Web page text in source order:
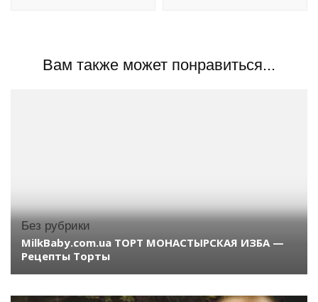
Вам также может понравиться...
Без рубрики
MilkBaby.com.ua ТОРТ МОНАСТЫРСКАЯ ИЗБА —
Рецепты Торты